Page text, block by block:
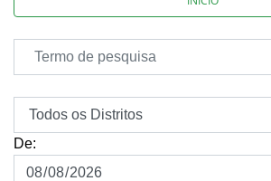
De: